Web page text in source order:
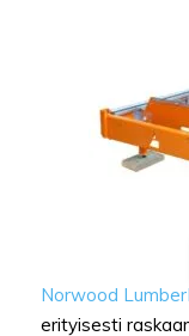
Norwood
erityisesti